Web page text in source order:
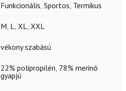
Funkcionális, Sportos, Termikus
M, L, XL, XXL
vékony szabású
22% polipropilén, 78% merinó
gyapjú